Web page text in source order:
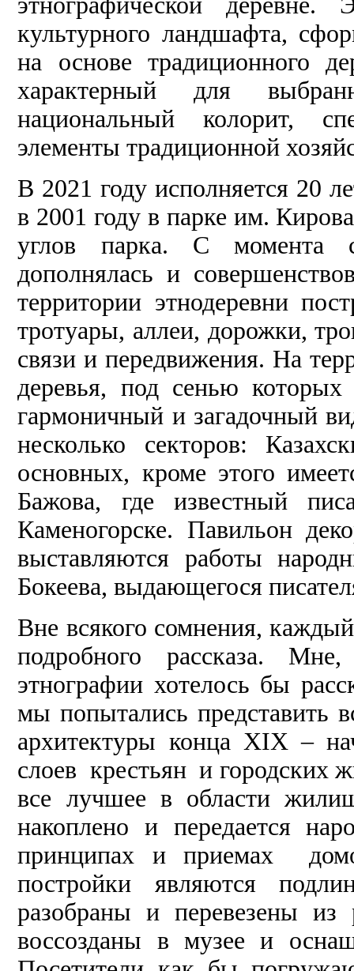
культурного ландшафта,
на основе традиционного
характерный для
национальный колорит,
элементы традиционной
В 2021 году исполняется 20
в 2001 году в парке им.
углов парка. С момента
дополнялась и
территории этнодеревни
тротуары, аллеи, дорожки,
связи и передвижения. На
деревья, под сенью которых
гармоничный и загадочный
несколько секторов:
основных, кроме этого
Бажова, где известный
Каменогорске. Павильон
выставляются работы
Бокеева, выдающегося
Вне всякого сомнения,
подробного рассказа.
этнографии хотелось бы
мы попытались представить
архитектуры конца ХIХ –
слоев крестьян и городских
все лучшее в области
накоплено и передается
принципах и приемах
постройки являются
разобраны и перевезены
воссозданы в музее и